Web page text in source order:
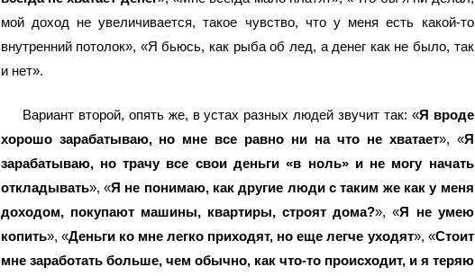
мой доход не увеличивается, такое чувство, что у меня есть какой-то
внутренний потолок», «Я бьюсь, как рыба об лед, а денег как не было, так
и нет».
Вариант второй, опять же, в устах разных людей звучит так: «Я вроде
хорошо зарабатываю, но мне все равно ни на что не хватает», «Я
зарабатываю, но трачу все свои деньги «в ноль» и не могу начать
откладывать», «Я не понимаю, как другие люди с таким же как у меня
доходом, покупают машины, квартиры, строят дома?», «Я не умею
копить», «Деньги ко мне легко приходят, но еще легче уходят», «Стоит
мне заработать больше, чем обычно, как что-то происходит, и я теряю